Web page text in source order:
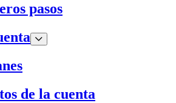
pasos
de la cuenta